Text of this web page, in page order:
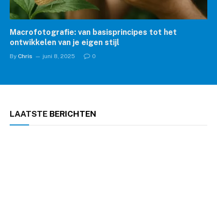
Macrofotografie: van basisprincipes tot het
ontwikkelen van je eigen stijl
By Chris juni 8, 2025 0
LAATSTE BERICHTEN